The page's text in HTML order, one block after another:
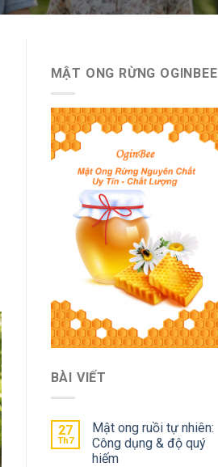
MẬT ONG RỪNG OGINBEE
BÀI VIẾT
27
Th7
Mật ong ruồi tự nhiên:
Công dụng & độ quý
hiếm